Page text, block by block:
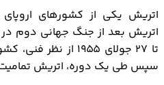
اتریش یکی از کشورهای
تا ۲۷ جولای ۱۹۵۵
سپس طی یک دوره، اتریش